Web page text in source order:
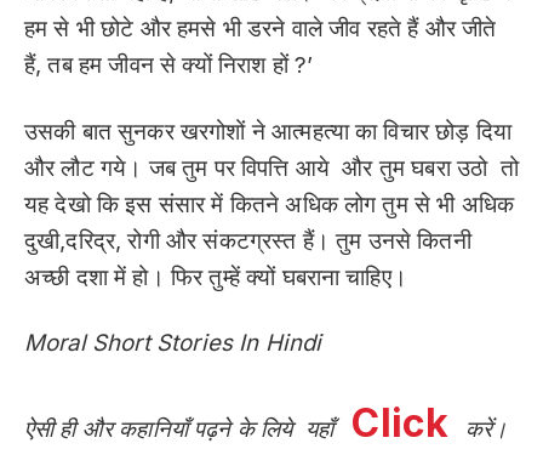
हम से भी छोटे और हमसे भी डरने वाले जीव रहते हैं और जीते
हैं, तब हम जीवन से क्यों निराश हों ?’
उसकी बात सुनकर खरगोशों ने आत्महत्या का विचार छोड़ दिया
और लौट गये। जब तुम पर विपत्ति आये और तुम घबरा उठो तो
यह देखो कि इस संसार में कितने अधिक लोग तुम से भी अधिक
दुखी,दरिद्र, रोगी और संकटग्रस्त हैं। तुम उनसे कितनी
अच्छी दशा में हो। फिर तुम्हें क्यों घबराना चाहिए।
Moral Short Stories In Hindi
ऐसी ही और कहानियाँ पढ़ने के लिये यहाँ Click करें।